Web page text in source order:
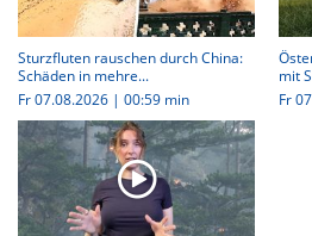
Sturzfluten rauschen durch China:
Schäden in mehre...
Fr 07.08.2026 | 00:59 min
mit
Fr